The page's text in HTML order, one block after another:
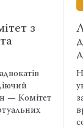
не
та
етапі